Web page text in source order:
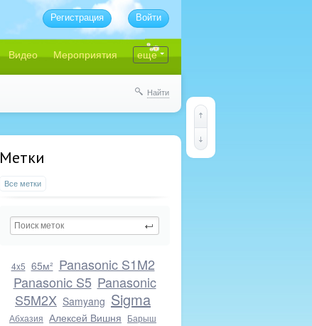
Видео Мероприятия еще
Регистрация Войти
Найти
Метки
Все метки
4x5 65м² Panasonic S1M2
Panasonic S5 Panasonic
S5M2X Samyang Sigma
Абхазия Алексей Вишня Барыш